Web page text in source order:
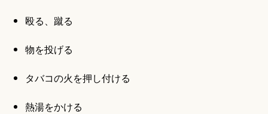
殴る、蹴る
物を投げる
タバコの火を押し付ける
熱湯をかける